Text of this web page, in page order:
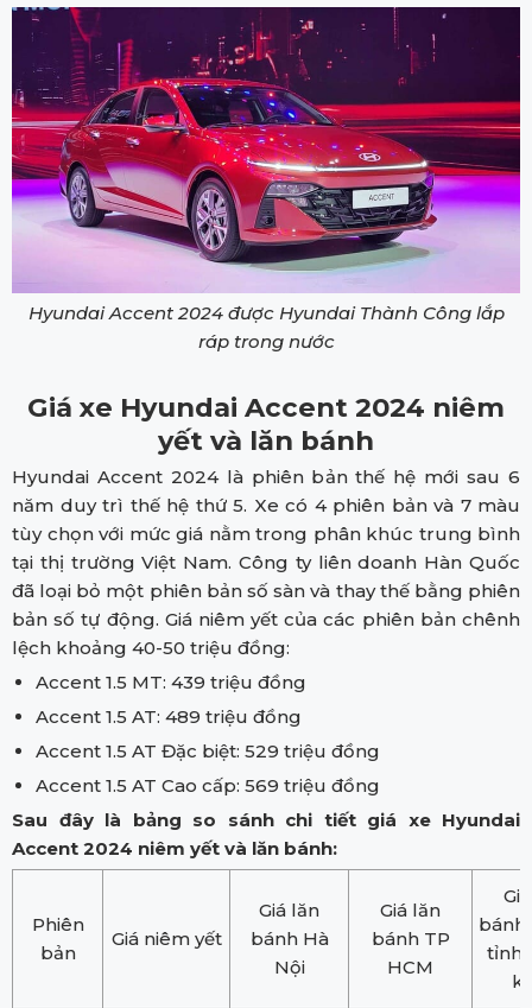
Hyundai Accent 2024 được Hyundai Thành Công lắp
ráp trong nước
Giá xe Hyundai Accent 2024 niêm
yết và lăn bánh
Hyundai Accent 2024 là phiên bản thế hệ mới sau 6
năm duy trì thế hệ thứ 5. Xe có 4 phiên bản và 7 màu
tùy chọn với mức giá nằm trong phân khúc trung bình
tại thị trường Việt Nam. Công ty liên doanh Hàn Quốc
đã loại bỏ một phiên bản số sàn và thay thế bằng phiên
bản số tự động. Giá niêm yết của các phiên bản chênh
lệch khoảng 40-50 triệu đồng:
Accent 1.5 MT: 439 triệu đồng
Accent 1.5 AT: 489 triệu đồng
Accent 1.5 AT Đặc biệt: 529 triệu đồng
Accent 1.5 AT Cao cấp: 569 triệu đồng
Sau đây là bảng so sánh chi tiết giá xe Hyundai
Accent 2024 niêm yết và lăn bánh:
Phiên
bản
Giá niêm yết
Giá lăn
bánh Hà
Nội
Giá lăn
bánh TP
HCM
bánh
tỉnh